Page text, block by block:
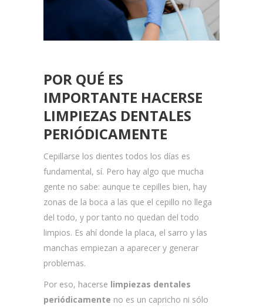
POR QUÉ ES
IMPORTANTE HACERSE
LIMPIEZAS DENTALES
PERIÓDICAMENTE
Cepillarse los dientes todos los días es
fundamental, sí. Pero hay algo que mucha
gente no sabe: aunque te cepilles bien, hay
zonas de la boca a las que el cepillo no llega
del todo, y por tanto no quedan del todo
limpios. Es ahí donde la placa, el sarro y las
manchas empiezan a aparecer y generar
problemas.
Por eso, hacerse limpiezas dentales
periódicamente no es un capricho ni sólo